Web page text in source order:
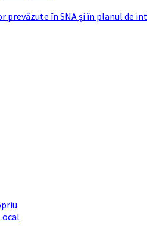
în SNA și în planul de